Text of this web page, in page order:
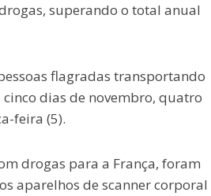
superando o total anual
flagradas transportando
dias de novembro, quatro
feira (5).
drogas para a França, foram
aparelhos de scanner corporal